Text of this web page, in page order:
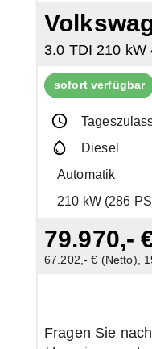
sofort verfügbar
Diesel
Automatik
210 kW (286
79.970,-
67.202,- € (Netto),
Fragen Sie